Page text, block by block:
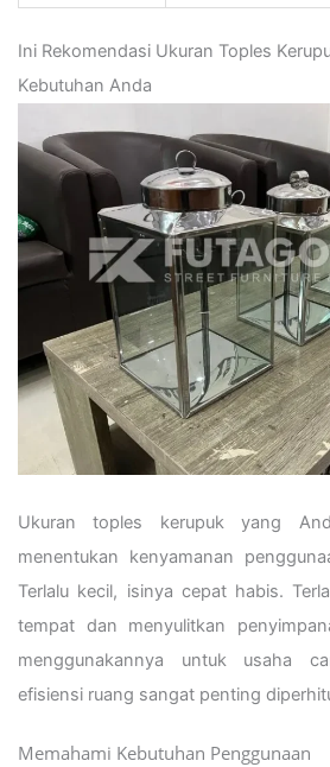
Ini Rekomendasi Ukuran Toples
Kebutuhan Anda
Ukuran toples kerupuk yang
menentukan kenyamanan
Terlalu kecil, isinya cepat habis.
tempat dan menyulitkan
menggunakannya untuk usaha
efisiensi ruang sangat penting
Memahami Kebutuhan Penggunaan